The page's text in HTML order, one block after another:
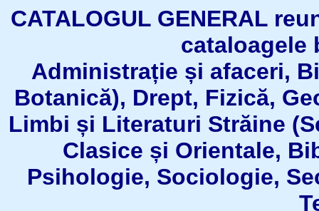
CATALOGUL GENERAL
Administrație și afaceri,
Botanică), Drept, Fizică,
Limbi și Literaturi Străine
Clasice și Orientale,
Psihologie, Sociologie,